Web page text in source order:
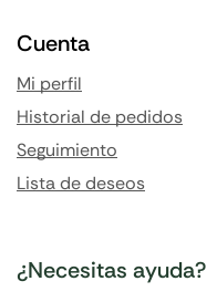
Cuenta
Mi perfil
Historial de pedidos
Seguimiento
Lista de deseos
¿Necesitas ayuda?